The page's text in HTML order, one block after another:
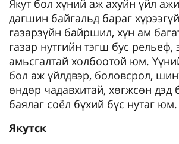
Якут бол хүний аж ахуйн үйл
дагшин байгальд бараг
газарзүйн байршил, хүн ам
газар нутгийн тэгш бус рельеф,
амьсгалтай холбоотой юм.
бол аж үйлдвэр, боловсрол,
өндөр чадавхитай, хөгжсөн дэд
баялаг соёл бүхий бүс нутаг юм.
Якутск